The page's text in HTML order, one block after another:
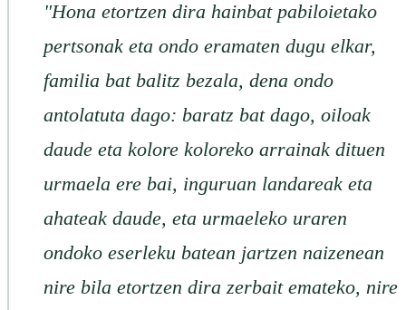
"Hona etortzen dira hainbat pabiloietako
pertsonak eta ondo eramaten dugu elkar,
familia bat balitz bezala, dena ondo
antolatuta dago: baratz bat dago, oiloak
daude eta kolore koloreko arrainak dituen
urmaela ere bai, inguruan landareak eta
ahateak daude, eta urmaeleko uraren
ondoko eserleku batean jartzen naizenean
nire bila etortzen dira zerbait emateko, nire